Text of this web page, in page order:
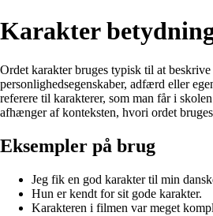
Karakter
Ordet karakter bruges typisk til at beskrive
personlighedsegenskaber, adfærd eller
referere til karakterer, som man får i
afhænger af konteksten, hvori ordet
Eksempler på brug
Jeg fik en god karakter til min
Hun er kendt for sit gode karakter.
Karakteren i filmen var meget